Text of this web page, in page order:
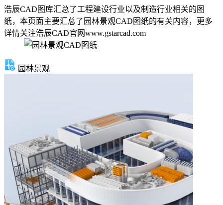
浩辰CAD图库汇总了工程建设行业以及制造行业相关的图
纸，本页面主要汇总了园林景观CAD图纸的有关内容，更多
详情关注浩辰CAD官网www.gstarcad.com
园林景观